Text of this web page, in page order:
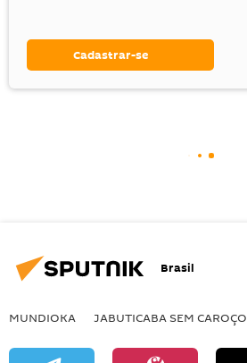
Cadastrar-se
Brasil
MUNDIOKA JABUTICABA SEM CAROÇO